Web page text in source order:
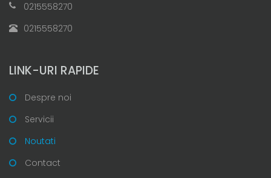
0215558270
0215558270
LINK-URI RAPIDE
Despre noi
Servicii
Noutati
Contact